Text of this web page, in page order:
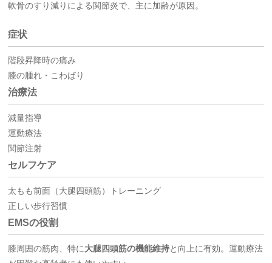
軟骨のすり減りによる関節炎で、主に加齢が原因。
症状
階段昇降時の痛み
膝の腫れ・こわばり
治療法
減量指導
運動療法
関節注射
セルフケア
太もも前面（大腿四頭筋）トレーニング
正しい歩行習慣
EMSの役割
膝周囲の筋肉、特に大腿四頭筋の機能維持と向上に有効。運動療法